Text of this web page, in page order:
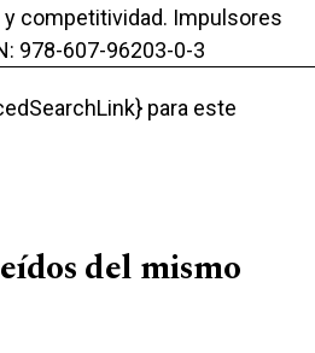
y competitividad. Impulsores
978-607-96203-0-3
para este
del mismo